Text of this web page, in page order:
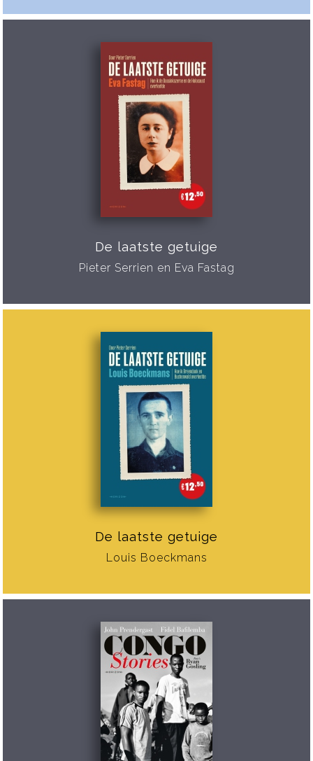
De laatste getuige
Pieter Serrien en Eva Fastag
De laatste getuige
Louis Boeckmans